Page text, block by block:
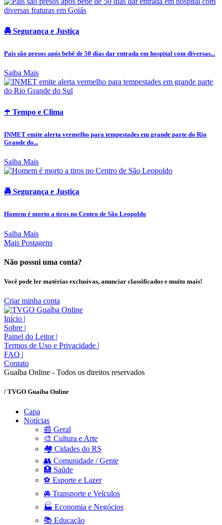
🚔 Segurança e Justiça
Pais são presos após bebê de 50 dias dar entrada em hospital com diversas...
Saiba Mais
☂️ Tempo e Clima
INMET emite alerta vermelho para tempestades em grande parte do Rio
Grande do...
Saiba Mais
🚔 Segurança e Justiça
Homem é morto a tiros no Centro de São Leopoldo
Saiba Mais
Mais Postagens
Não possui uma conta?
Você pode ler matérias exclusivas, anunciar classificados e muito mais!
Criar minha conta
Início |
Sobre |
Painel do Leitor |
Termos de Uso e Privacidade |
FAQ |
Contato
Guaíba Online - Todos os direitos reservados
/ TVGO Guaíba Online
Capa
Notícias
📰 Geral
🎨 Cultura e Arte
🏘️ Cidades do RS
👥 Comunidade / Gente
🏥 Saúde
⚽ Esporte e Lazer
🚘 Transporte e Veículos
🏭 Economia e Negócios
📚 Educação